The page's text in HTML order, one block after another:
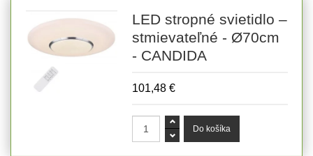
LED stropné svietidlo –
stmievateľné - Ø70cm
- CANDIDA
101,48 €